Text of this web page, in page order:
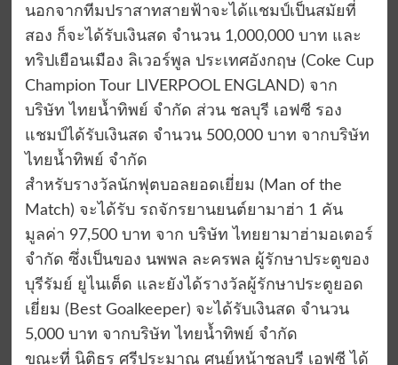
นอกจากทีมปราสาทสายฟ้าจะได้แชมป์เป็นสมัยที่
สอง ก็จะได้รับเงินสด จำนวน 1,000,000 บาท และ
ทริปเยือนเมือง ลิเวอร์พูล ประเทศอังกฤษ (Coke Cup
Champion Tour LIVERPOOL ENGLAND) จาก
บริษัท ไทยน้ำทิพย์ จำกัด ส่วน ชลบุรี เอฟซี รอง
แชมป์ได้รับเงินสด จำนวน 500,000 บาท จากบริษัท
ไทยน้ำทิพย์ จำกัด
สำหรับรางวัลนักฟุตบอลยอดเยี่ยม (Man of the
Match) จะได้รับ รถจักรยานยนต์ยามาฮ่า 1 คัน
มูลค่า 97,500 บาท จาก บริษัท ไทยยามาฮ่ามอเตอร์
จำกัด ซึ่งเป็นของ นพพล ละครพล ผู้รักษาประตูของ
บุรีรัมย์ ยูไนเต็ด และยังได้รางวัลผู้รักษาประตูยอด
เยี่ยม (Best Goalkeeper) จะได้รับเงินสด จำนวน
5,000 บาท จากบริษัท ไทยน้ำทิพย์ จำกัด
ขณะที่ นิติธร ศรีประมาณ ศูนย์หน้าชลบุรี เอฟซี ได้